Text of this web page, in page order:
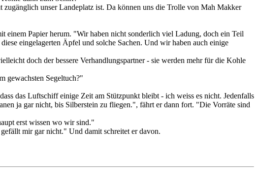
unser Landeplatz ist. Da können uns die Trolle von Mah Makker
einem Papier herum. "Wir haben nicht sonderlich viel Ladung, doch ein Teil
eingelagerten Äpfel und solche Sachen. Und wir haben auch einige
doch der bessere Verhandlungspartner - sie werden mehr für die Kohle
gewachsten Segeltuch?"
das Luftschiff einige Zeit am Stützpunkt bleibt - ich weiss es nicht. Jedenfalls
ja gar nicht, bis Silberstein zu fliegen.", fährt er dann fort. "Die Vorräte sind
erst wissen wo wir sind."
mir gar nicht." Und damit schreitet er davon.